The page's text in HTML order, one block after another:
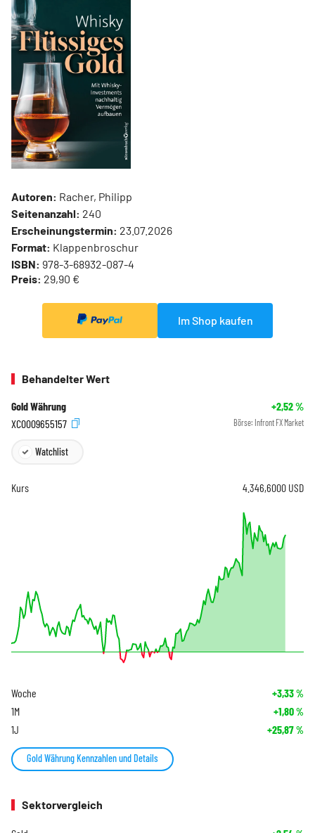
Autoren: Racher, Philipp
Seitenanzahl: 240
Erscheinungstermin: 23.07.2026
Format: Klappenbroschur
ISBN: 978-3-68932-087-4
Preis: 29,90 €
Im Shop kaufen
Behandelter Wert
Gold Währung +2,52%
XC0009655157
Börse: Infront FX Market
Watchlist
Kurs 4.346,6000 USD
Woche +3,33%
1M +1,80%
1J +25,87%
Gold Währung Kennzahlen und Details
Sektorvergleich